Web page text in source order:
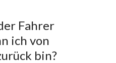
Fahrer
ich von
bin?